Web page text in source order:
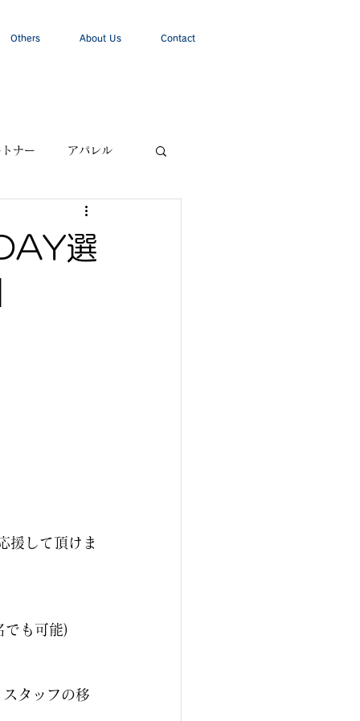
Others About Us Contact
ナー アパレル
選
援して頂けま
でも可能)
タッフの移